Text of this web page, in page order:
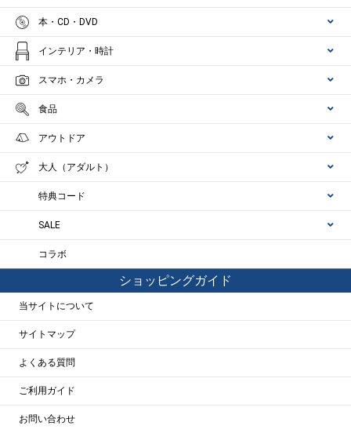
本・CD・DVD
インテリア・時計
スマホ・カメラ
食品
アウトドア
大人（アダルト）
特典コード
SALE
コラボ
ショッピングガイド
当サイトについて
サイトマップ
よくある質問
ご利用ガイド
お問い合わせ